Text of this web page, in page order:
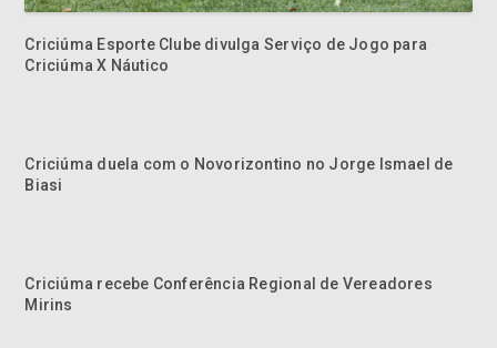
Criciúma Esporte Clube divulga Serviço de Jogo para
Criciúma X Náutico
Criciúma duela com o Novorizontino no Jorge Ismael de
Biasi
Criciúma recebe Conferência Regional de Vereadores
Mirins